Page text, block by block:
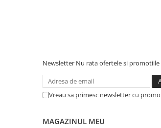
Solutii geamuri
Solutii universale
Aparate pentru stropit gradina
Newsletter Nu rata ofertele si
Vreau sa primesc newsletter cu
MAGAZINUL MEU